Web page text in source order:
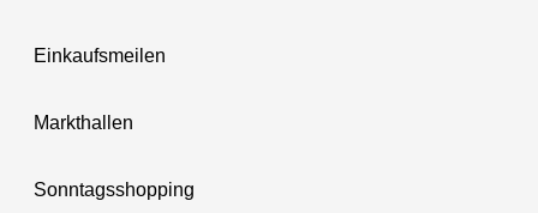
Einkaufsmeilen
Markthallen
Sonntagsshopping